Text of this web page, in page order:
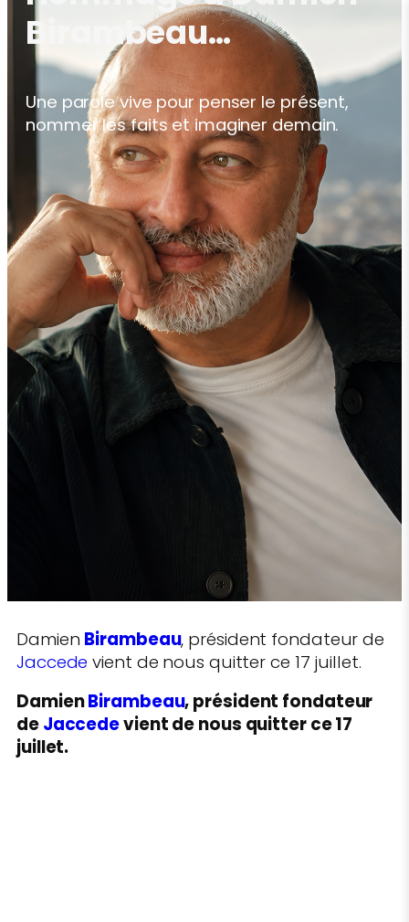
Birambeau…
Une parole vive pour penser le présent,
nommer les faits et imaginer demain.
Damien Birambeau, président fondateur de
Jaccede vient de nous quitter ce 17 juillet.
DamienBirambeau, président fondateur
de Jaccedevient de nous quitter ce 17
juillet.